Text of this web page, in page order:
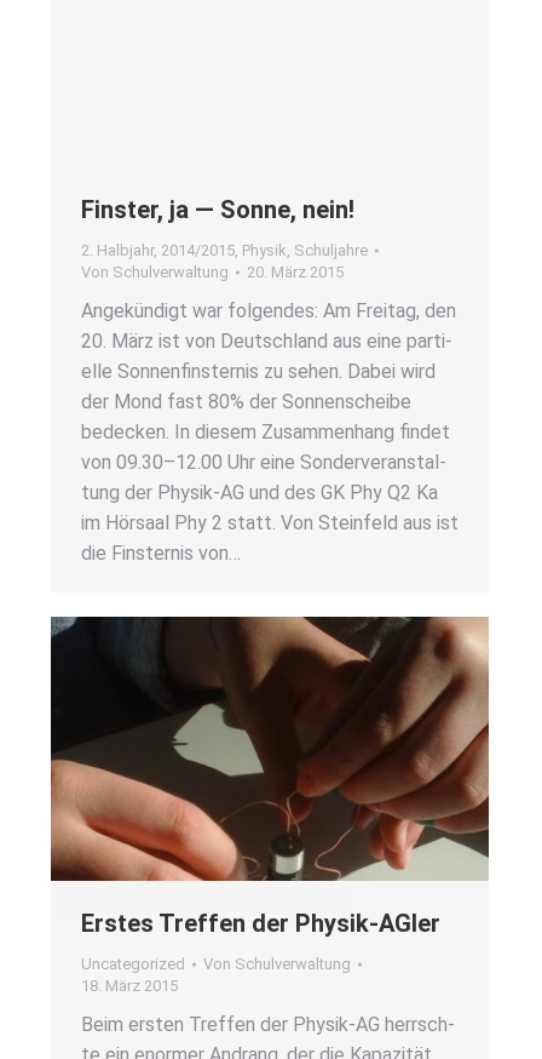
Fins­ter, ja — Son­ne, nein!
2. Halbjahr, 2014/2015, Physik, Schuljahre
Von Schulverwaltung 20. März 2015
Ange­kün­digt war fol­gen­des: Am Frei­tag, den
20. März ist von Deutsch­land aus eine par­ti­
el­le Son­nen­fins­ter­nis zu sehen. Dabei wird
der Mond fast 80% der Son­nen­schei­be
bede­cken. In die­sem Zusam­men­hang fin­det
von 09.30–12.00 Uhr eine Son­der­ver­an­stal­
tung der Phy­­sik-AG und des GK Phy Q2 Ka
im Hör­saal Phy 2 statt. Von Stein­feld aus ist
die Fins­ter­nis von…
Ers­tes Tref­fen der Phy­sik-AGler
Uncategorized Von Schulverwaltung
18. März 2015
Beim ers­ten Tref­fen der Phy­­sik-AG herrsch­